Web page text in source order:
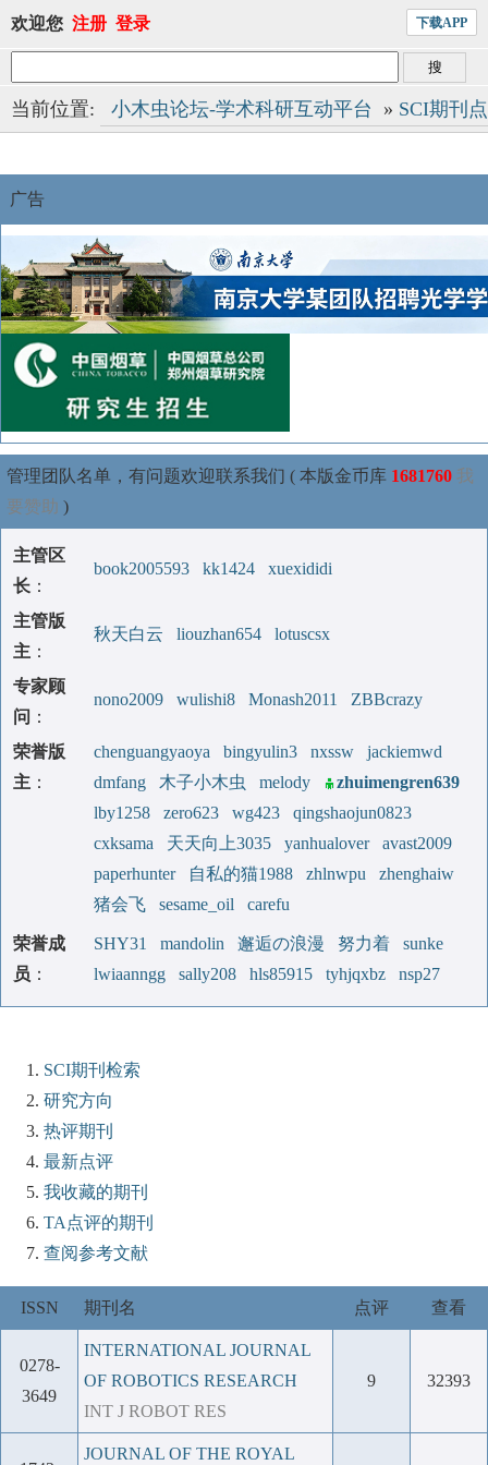
欢迎您 注册 登录 下载APP
当前位置: 小木虫论坛-学术科研互动平台 » SCI期刊
广告
管理团队名单，有问题欢迎联系我们 ( 本版金币库 1681760 我
要赞助 )
主管区
长 ：
book2005593 kk1424 xuexididi
主管版
主 ：
秋天白云 liouzhan654 lotuscsx
专家顾
问 ：
nono2009 wulishi8 Monash2011 ZBBcrazy
荣誉版
主 ：
chenguangyaoya bingyulin3 nxssw
jackiemwd
dmfang
木子小木虫 melody
zhuimengren639
lby1258
zero623 wg423
qingshaojun0823
cxksama
天天向上3035 yanhualover
avast2009
paperhunter
自私的猫1988 zhlnwpu
zhenghaiw
猪会飞
sesame_oil carefu
荣誉成
员 ：
SHY31 mandolin 邂逅の浪漫 努力着
sunke
lwiaanngg
sally208 hls85915 tyhjqxbz nsp27
SCI期刊检索
研究方向
热评期刊
最新点评
我收藏的期刊
TA点评的期刊
查阅参考文献
ISSN 期刊名 点评 查看
0278-
3649
INTERNATIONAL JOURNAL
OF ROBOTICS RESEARCH
INT J ROBOT RES
9 32393
JOURNAL OF THE ROYAL